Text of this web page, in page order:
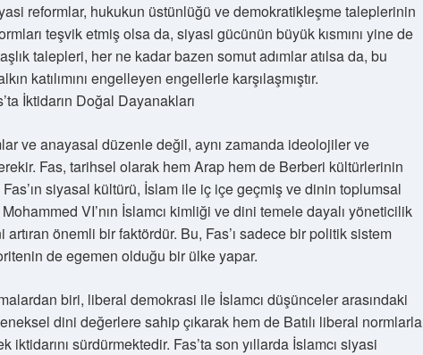
reformlar, hukukun üstünlüğü ve demokratikleşme taleplerinin
teşvik etmiş olsa da, siyasi gücünün büyük kısmını yine de
talepleri, her ne kadar bazen somut adımlar atılsa da, bu
katılımını engelleyen engellerle karşılaşmıştır.
İktidarın Doğal Dayanakları
ve anayasal düzenle değil, aynı zamanda ideolojiler ve
Fas, tarihsel olarak hem Arap hem de Berberi kültürlerinin
siyasal kültürü, İslam ile iç içe geçmiş ve dinin toplumsal
VI’nın İslamcı kimliği ve dini temele dayalı yöneticilik
önemli bir faktördür. Bu, Fas’ı sadece bir politik sistem
de egemen olduğu bir ülke yapar.
biri, liberal demokrasi ile İslamcı düşünceler arasındaki
dini değerlere sahip çıkarak hem de Batılı liberal normlarla
sürdürmektedir. Fas’ta son yıllarda İslamcı siyasi